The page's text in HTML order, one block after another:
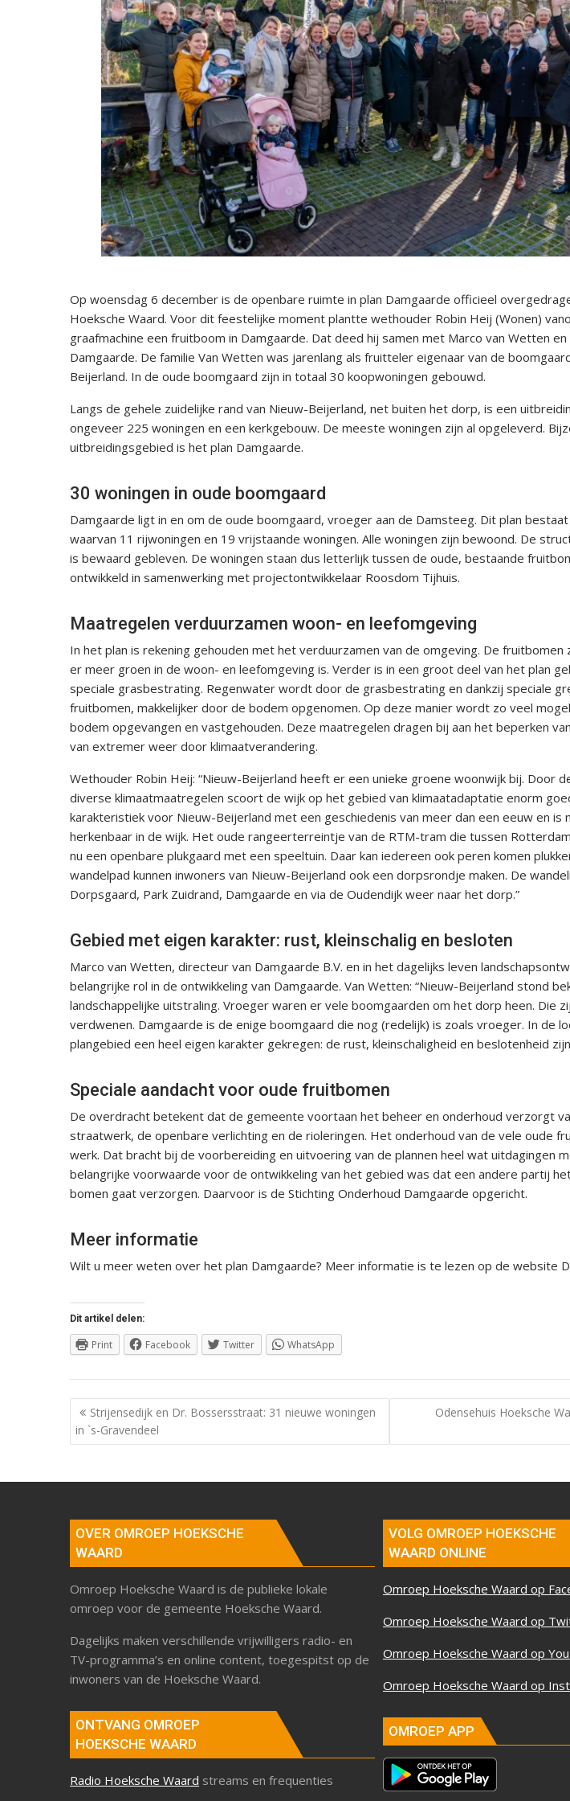
Op woensdag 6 december is de openbare ruimte in plan Damgaarde officieel
Hoeksche Waard. Voor dit feestelijke moment plantte wethouder Robin Heij (Wonen)
graafmachine een fruitboom in Damgaarde. Dat deed hij samen met Marco van Wetten
Damgaarde. De familie Van Wetten was jarenlang als fruitteler eigenaar van de
Beijerland. In de oude boomgaard zijn in totaal 30 koopwoningen gebouwd.
Langs de gehele zuidelijke rand van Nieuw-Beijerland, net buiten het dorp, is een
ongeveer 225 woningen en een kerkgebouw. De meeste woningen zijn al opgeleverd.
uitbreidingsgebied is het plan Damgaarde.
30 woningen in oude boomgaard
Damgaarde ligt in en om de oude boomgaard, vroeger aan de Damsteeg. Dit plan
waarvan 11 rijwoningen en 19 vrijstaande woningen. Alle woningen zijn bewoond. De
is bewaard gebleven. De woningen staan dus letterlijk tussen de oude, bestaande
ontwikkeld in samenwerking met projectontwikkelaar Roosdom Tijhuis.
Maatregelen verduurzamen woon- en leefomgeving
In het plan is rekening gehouden met het verduurzamen van de omgeving. De fruitbomen
er meer groen in de woon- en leefomgeving is. Verder is in een groot deel van het plan
speciale grasbestrating. Regenwater wordt door de grasbestrating en dankzij speciale
fruitbomen, makkelijker door de bodem opgenomen. Op deze manier wordt zo veel
bodem opgevangen en vastgehouden. Deze maatregelen dragen bij aan het beperken
van extremer weer door klimaatverandering.
Wethouder Robin Heij: “Nieuw-Beijerland heeft er een unieke groene woonwijk bij. Door
diverse klimaatmaatregelen scoort de wijk op het gebied van klimaatadaptatie enorm
karakteristiek voor Nieuw-Beijerland met een geschiedenis van meer dan een eeuw en is
herkenbaar in de wijk. Het oude rangeerterreintje van de RTM-tram die tussen
nu een openbare plukgaard met een speeltuin. Daar kan iedereen ook peren komen
wandelpad kunnen inwoners van Nieuw-Beijerland ook een dorpsrondje maken. De
Dorpsgaard, Park Zuidrand, Damgaarde en via de Oudendijk weer naar het dorp.”
Gebied met eigen karakter: rust, kleinschalig en besloten
Marco van Wetten, directeur van Damgaarde B.V. en in het dagelijks leven
belangrijke rol in de ontwikkeling van Damgaarde. Van Wetten: “Nieuw-Beijerland stond
landschappelijke uitstraling. Vroeger waren er vele boomgaarden om het dorp heen. Die
verdwenen. Damgaarde is de enige boomgaard die nog (redelijk) is zoals vroeger. In de
plangebied een heel eigen karakter gekregen: de rust, kleinschaligheid en beslotenheid zijn
Speciale aandacht voor oude fruitbomen
De overdracht betekent dat de gemeente voortaan het beheer en onderhoud verzorgt
straatwerk, de openbare verlichting en de rioleringen. Het onderhoud van de vele oude
werk. Dat bracht bij de voorbereiding en uitvoering van de plannen heel wat uitdagingen
belangrijke voorwaarde voor de ontwikkeling van het gebied was dat een andere partij
bomen gaat verzorgen. Daarvoor is de Stichting Onderhoud Damgaarde opgericht.
Meer informatie
Wilt u meer weten over het plan Damgaarde? Meer informatie is te lezen op de website
Dit artikel delen:
Print Facebook Twitter WhatsApp
Berichtnavigatie
Strijensedijk en Dr. Bossersstraat: 31 nieuwe woningen
in `s-Gravendeel
Odensehuis Hoeksche
OVER OMROEP HOEKSCHE
WAARD
Omroep Hoeksche Waard is de publieke lokale
omroep voor de gemeente Hoeksche Waard.
Dagelijks maken verschillende vrijwilligers radio- en
TV-programma’s en online content, toegespitst op de
inwoners van de Hoeksche Waard.
ONTVANG OMROEP
HOEKSCHE WAARD
Radio Hoeksche Waard streams en frequenties
VOLG OMROEP HOEKSCHE
WAARD ONLINE
Omroep Hoeksche Waard op
Omroep Hoeksche Waard op
Omroep Hoeksche Waard op
Omroep Hoeksche Waard op
OMROEP APP